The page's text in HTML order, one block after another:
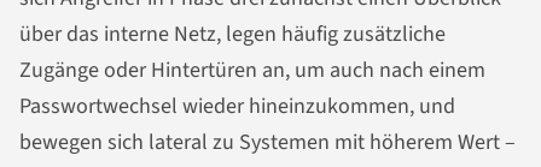
über das interne Netz, legen häufig zusätzliche
Zugänge oder Hintertüren an, um auch nach einem
Passwortwechsel wieder hineinzukommen, und
bewegen sich lateral zu Systemen mit höherem Wert –